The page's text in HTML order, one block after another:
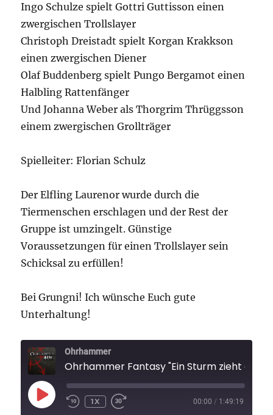
Ingo Schulze spielt Gottri Guttisson einen
zwergischen Trollslayer
Christoph Dreistadt spielt Korgan Krakkson
einen zwergischen Diener
Olaf Buddenberg spielt Pungo Bergamot einen
Halbling Rattenfänger
Und Johanna Weber als Thorgrim Thrüggsson
einem zwergischen Grollträger
Spielleiter: Florian Schulz
Der Elfling Laurenor wurde durch die
Tiermenschen erschlagen und der Rest der
Gruppe ist umzingelt. Günstige
Voraussetzungen für einen Trollslayer sein
Schicksal zu erfüllen!
Bei Grungni! Ich wünsche Euch gute
Unterhaltung!
Ohrhammer
PLAY
EPISODE
1X 00:00 / 1:49:19